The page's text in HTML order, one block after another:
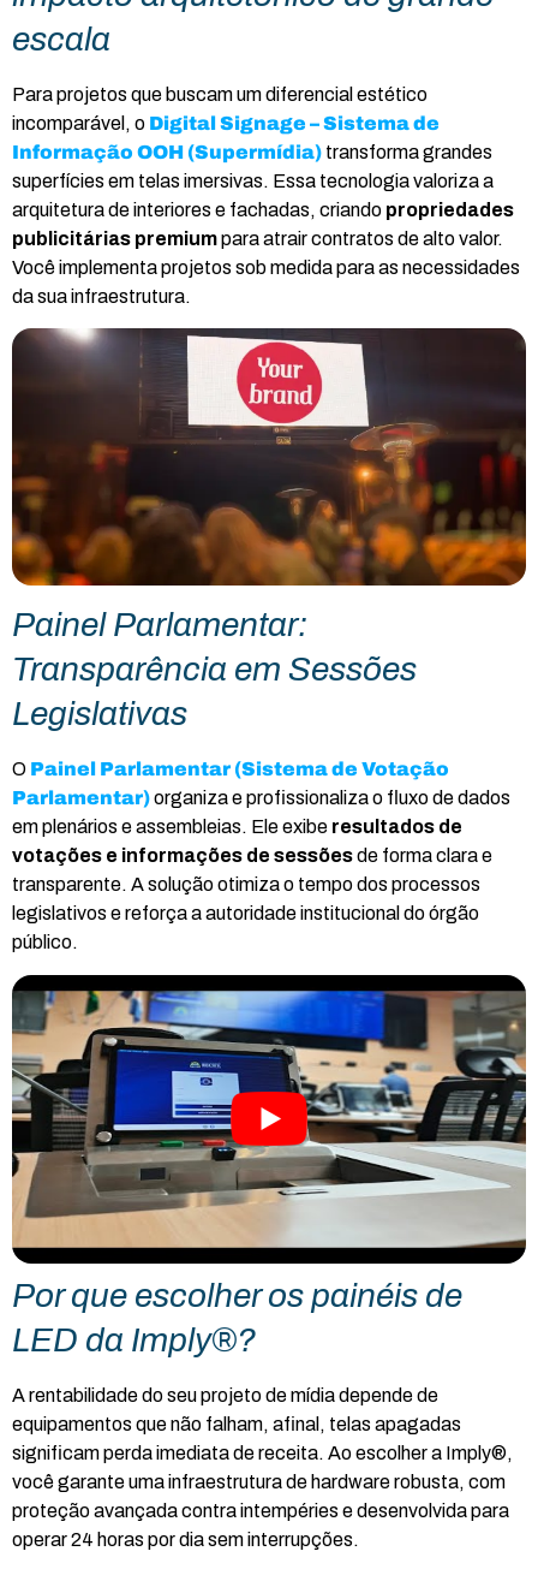
escala
Para projetos que buscam um diferencial estético
incomparável, o Digital Signage – Sistema de
Informação OOH (Supermídia) transforma grandes
superfícies em telas imersivas. Essa tecnologia valoriza a
arquitetura de interiores e fachadas, criando propriedades
publicitárias premiumpara atrair contratos de alto valor.
Você implementa projetos sob medida para as necessidades
da sua infraestrutura.
Painel Parlamentar:
Transparência em Sessões
Legislativas
O Painel Parlamentar (Sistema de Votação
Parlamentar)organiza e profissionaliza o fluxo de dados
em plenários e assembleias. Ele exibe resultados de
votações e informações de sessõesde forma clara e
transparente. A solução otimiza o tempo dos processos
legislativos e reforça a autoridade institucional do órgão
público.
Por que escolher os painéis de
LED da Imply®?
A rentabilidade do seu projeto de mídia depende de
equipamentos que não falham, afinal, telas apagadas
significam perda imediata de receita. Ao escolher a Imply®,
você garante uma infraestrutura de hardware robusta, com
proteção avançada contra intempéries e desenvolvida para
operar 24 horas por dia sem interrupções.